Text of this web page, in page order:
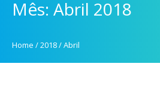
Mês: Abril 2018
Home /2018/Abril